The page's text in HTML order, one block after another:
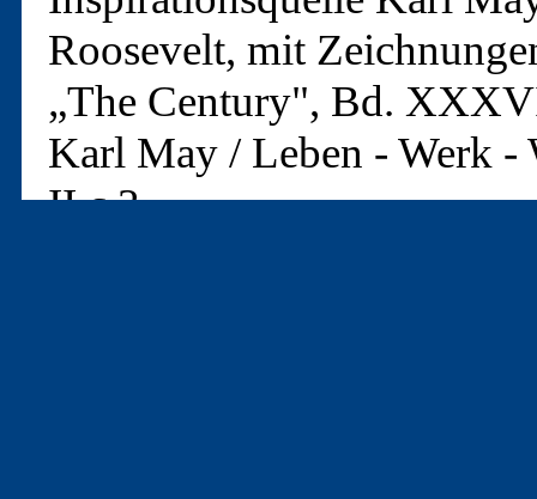
Roosevelt, mit
„The Century", Bd.
Karl May / Leben - Werk
II.c.3